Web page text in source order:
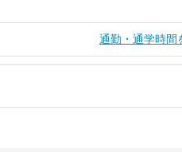
通勤・通学時間